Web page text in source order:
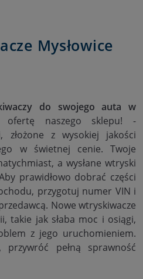
Mysłowice
do swojego auta w
ofertę naszego sklepu! -
złożone z wysokiej jakości
w świetnej cenie. Twoje
a wysłane wtryski
prawidłowo dobrać części
przygotuj numer VIN i
Nowe wtryskiwacze
takie jak słaba moc i osiągi,
z jego uruchomieniem.
pełną sprawność